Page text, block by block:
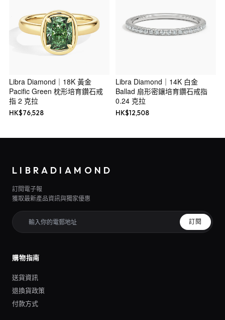
Libra Diamond｜18K 黃金
Pacific Green 枕形培育鑽石戒
指 2 克拉
HK$76,528
Libra Diamond｜14K 白金
Ballad 扇形密鑲培育鑽石戒指
0.24 克拉
HK$12,508
LIBRADIAMOND
訂閱電子報
獲取最新產品資訊與獨家優惠
訂閱
購物指南
送貨資訊
退換貨政策
付款方式